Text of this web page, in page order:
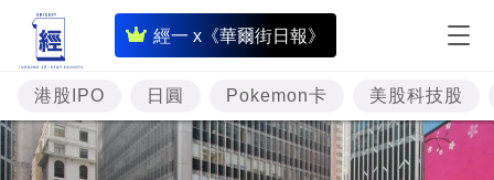
經一 x《華爾街日報》
即
時
財
經
專
港股IPO 日圓 Pokemon卡 美股科技股